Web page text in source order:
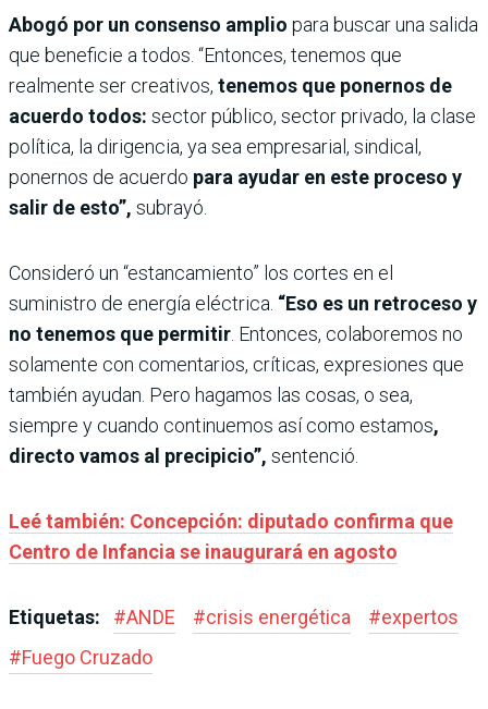
Abogó por un consenso amplio para buscar una salida
que beneficie a todos. “Entonces, tenemos que
realmente ser creativos, tenemos que ponernos de
acuerdo todos: sector público, sector privado, la clase
política, la dirigencia, ya sea empresarial, sindical,
ponernos de acuerdo para ayudar en este proceso y
salir de esto”, subrayó.
Consideró un “estancamiento” los cortes en el
suministro de energía eléctrica. “Eso es un retroceso y
no tenemos que permitir . Entonces, colaboremos no
solamente con comentarios, críticas, expresiones que
también ayudan. Pero hagamos las cosas, o sea,
siempre y cuando continuemos así como estamos,
directo vamos al precipicio”, sentenció.
Leé también: Concepción: diputado confirma que
Centro de Infancia se inaugurará en agosto
Etiquetas: #ANDE #crisis energética #expertos
#Fuego Cruzado